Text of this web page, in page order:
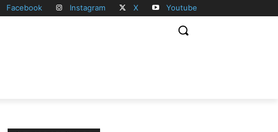
Facebook Instagram X Youtube